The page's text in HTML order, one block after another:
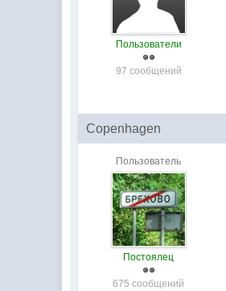
Пользователи
97 сообщений
Copenhagen
Пользователь
Постоялец
675 сообщений